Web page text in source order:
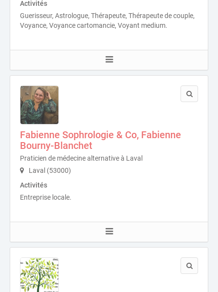
Activités
Guerisseur, Astrologue, Thérapeute, Thérapeute de couple,
Voyance, Voyance cartomancie, Voyant medium.
Fabienne Sophrologie & Co, Fabienne
Bourny-Blanchet
Praticien de médecine alternative à Laval
Laval (53000)
Activités
Entreprise locale.